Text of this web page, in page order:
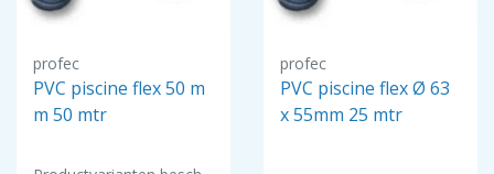
profec
PVC piscine flex 50 m
m 50 mtr
profec
PVC piscine flex Ø 63
x 55mm 25 mtr